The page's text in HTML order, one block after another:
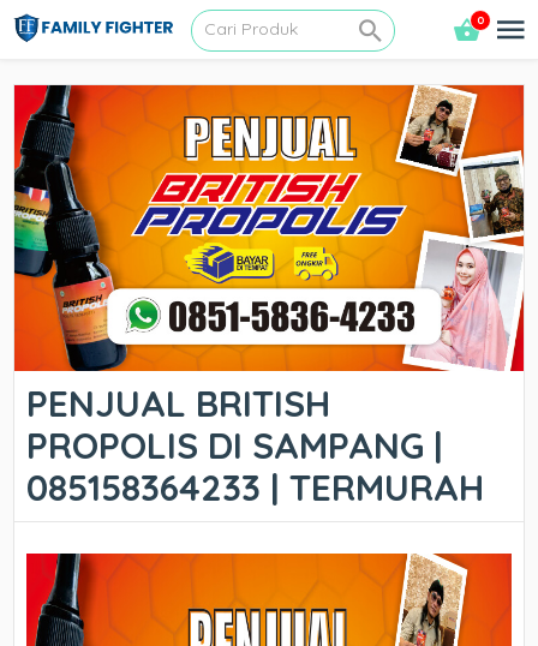
0
PENJUAL BRITISH
PROPOLIS DI SAMPANG |
085158364233 | TERMURAH